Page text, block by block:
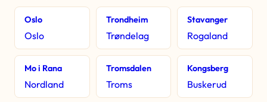
Oslo
Oslo
Trondheim
Trøndelag
Stavanger
Rogaland
Mo i Rana
Nordland
Tromsdalen
Troms
Kongsberg
Buskerud